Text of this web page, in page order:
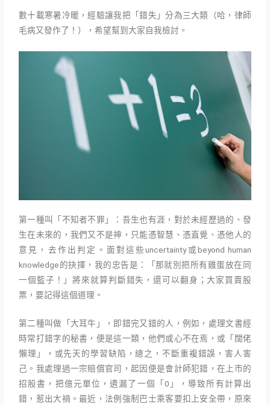
數十載寒暑冷暖，經驗讓我把「錯失」分為三大類（哈，律師
毛病又發作了！），希望幫到大家自我檢討。
第一種叫「不知者不罪」：吾生也有涯，對於未經歷過的、發
生在未來的，我們又不是神，只能憑智慧、憑直覺、憑他人的
意見，去作出判定。面對這些uncertainty或beyond human
knowledge的抉擇，我的忠告是：「那就別把所有雞蛋放在同
一個籃子！」將來就算判斷錯失，還可以翻身；大家買賣股
票，要記得這個道理。
第二種叫做「大耳牛」，即錯完又錯的人，例如，處理文書經
時常打錯字的秘書，便是這一類，他們或心不在焉，或「闊佬
懶理」，或先天的學習缺陷，總之，不斷重複錯誤，害人害
己。我處理過一宗賠償官司，起因便是會計師犯錯，在上市的
招股書，把億元單位，遺漏了一個「0」，導致所有計算出
錯，惹出大禍。最近，法例強制巴士乘客要扣上安全帶，原來